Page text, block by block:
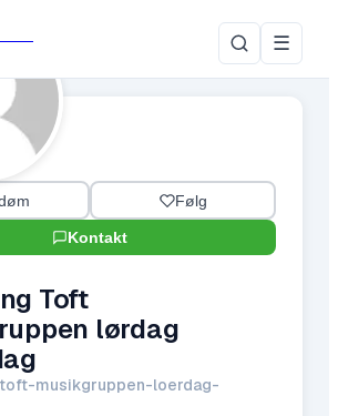
☰
Følg
Kontakt
Toft
lørdag
musikgruppen-loerdag-